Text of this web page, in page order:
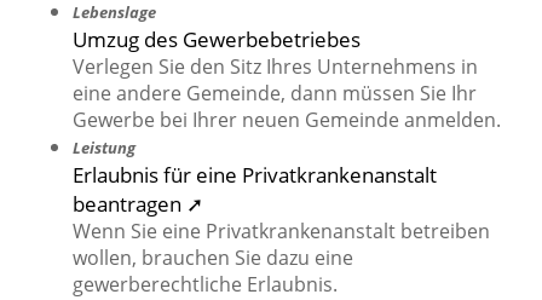
Lebenslage
Umzug des Gewerbebetriebes
Verlegen Sie den Sitz Ihres Unternehmens in
eine andere Gemeinde, dann müssen Sie Ihr
Gewerbe bei Ihrer neuen Gemeinde anmelden.
Leistung
Erlaubnis für eine Privatkrankenanstalt
beantragen ➚
Wenn Sie eine Privatkrankenanstalt betreiben
wollen, brauchen Sie dazu eine
gewerberechtliche Erlaubnis.